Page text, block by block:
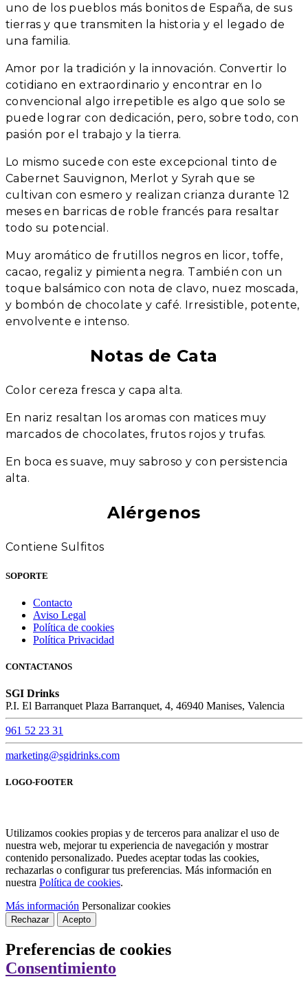
uno de los pueblos más bonitos de España, de sus
tierras y que transmiten la historia y el legado de
una familia.
Amor por la tradición y la innovación. Convertir lo
cotidiano en extraordinario y encontrar en lo
convencional algo irrepetible es algo que solo se
puede lograr con dedicación, pero, sobre todo, con
pasión por el trabajo y la tierra.
Lo mismo sucede con este excepcional tinto de
Cabernet Sauvignon, Merlot y Syrah que se
cultivan con esmero y realizan crianza durante 12
meses en barricas de roble francés para resaltar
todo su potencial.
Muy aromático de frutillos negros en licor, toffe,
cacao, regaliz y pimienta negra. También con un
toque balsámico con nota de clavo, nuez moscada,
y bombón de chocolate y café. Irresistible, potente,
envolvente e intenso.
Notas de Cata
Color cereza fresca y capa alta.
En nariz resaltan los aromas con matices muy
marcados de chocolates, frutos rojos y trufas.
En boca es suave, muy sabroso y con persistencia
alta.
Alérgenos
Contiene Sulfitos
SOPORTE
Contacto
Aviso Legal
Política de cookies
Política Privacidad
CONTACTANOS
SGI Drinks
P.I. El Barranquet Plaza Barranquet, 4, 46940 Manises, Valencia
961 52 23 31
marketing@sgidrinks.com
LOGO-FOOTER
Utilizamos cookies propias y de terceros para analizar el uso de
nuestra web, mejorar tu experiencia de navegación y mostrar
contenido personalizado. Puedes aceptar todas las cookies,
rechazarlas o configurar tus preferencias. Más información en
nuestra Política de cookies.
Más información Personalizar cookies
Rechazar Acepto
Preferencias de cookies
Consentimiento